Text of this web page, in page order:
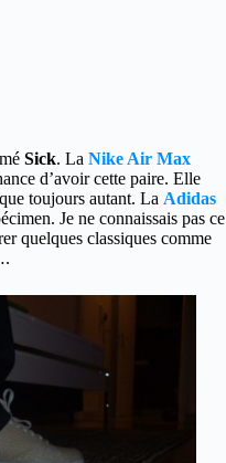
Sick. La Nike Air Max
d’avoir cette paire. Elle
toujours autant. La Adidas
Je ne connaissais pas ce
quelques classiques comme